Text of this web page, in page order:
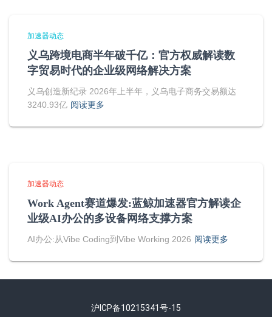
加速器动态
义乌跨境电商半年破千亿：官方权威解读数
字贸易时代的企业级网络解决方案
义乌创造新纪录 2026年上半年，义乌电子商务交易额达
3240.93亿 阅读更多
加速器动态
Work Agent赛道爆发:蓝鲸加速器官方解读企
业级AI办公的多设备网络支撑方案
AI办公:从Vibe Coding到Vibe Working 2026 阅读更多
沪ICP备10215341号-15